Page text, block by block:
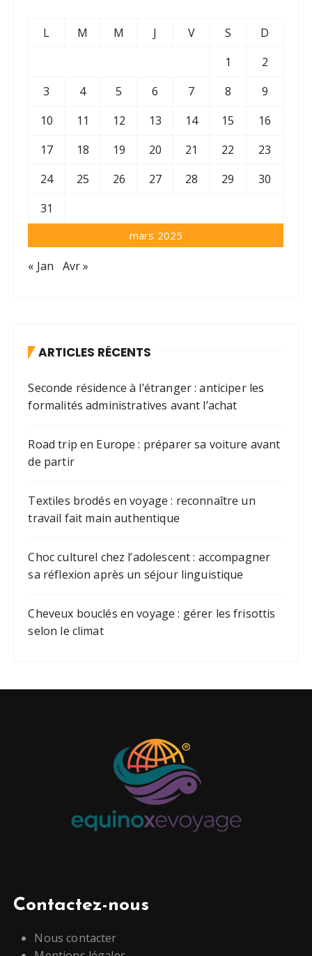
mars 2025
L M M J V S
D
1
2
3
4 5 6 7 8
9
10
11 12 13 14 15
16
17
18 19 20 21 22
23
24
25 26 27 28 29
30
31
« Jan Avr »
ARTICLES RÉCENTS
Seconde résidence à l’étranger : anticiper les
formalités administratives avant l’achat
Road trip en Europe : préparer sa voiture avant
de partir
Textiles brodés en voyage : reconnaître un
travail fait main authentique
Choc culturel chez l’adolescent : accompagner
sa réflexion après un séjour linguistique
Cheveux bouclés en voyage : gérer les frisottis
selon le climat
Contactez-nous
Nous contacter